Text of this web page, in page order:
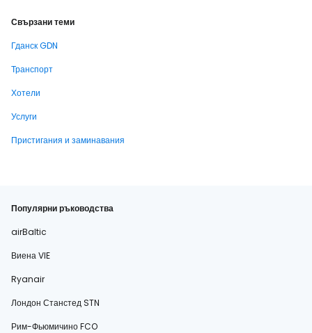
Свързани теми
Гданск GDN
Транспорт
Хотели
Услуги
Пристигания и заминавания
Популярни ръководства
airBaltic
Виена VIE
Ryanair
Лондон Станстед STN
Рим-Фьюмичино FCO